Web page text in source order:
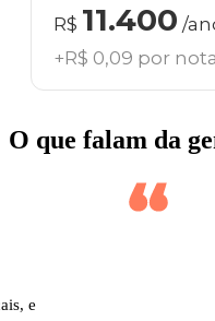
R$ 11.400 /
+R$ 0,09 por
O que falam da
e